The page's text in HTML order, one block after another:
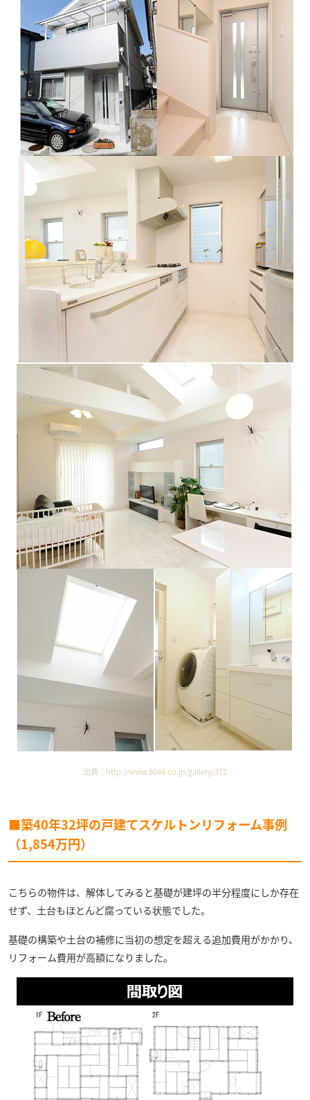
出典： http://www.8044.co.jp/gallery/372
■築40年32坪の戸建てスケルトンリフォーム事例
（1,854万円）
こちらの物件は、解体してみると基礎が建坪の半分程度にしか存在
せず、土台もほとんど腐っている状態でした。
基礎の構築や土台の補修に当初の想定を超える追加費用がかかり、
リフォーム費用が高額になりました。